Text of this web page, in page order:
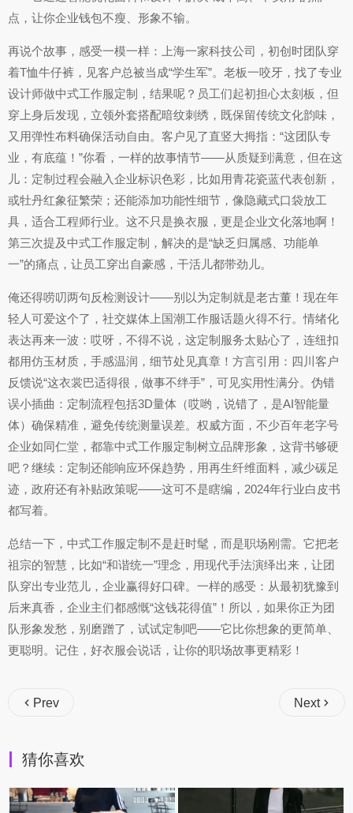
点，让你企业钱包不瘦、形象不输。
再说个故事，感受一模一样：上海一家科技公司，初创时团队穿
着T恤牛仔裤，见客户总被当成“学生军”。老板一咬牙，找了专业
设计师做中式工作服定制，结果呢？员工们起初担心太刻板，但
穿上身后发现，立领外套搭配暗纹刺绣，既保留传统文化韵味，
又用弹性布料确保活动自由。客户见了直竖大拇指：“这团队专
业，有底蕴！”你看，一样的故事情节——从质疑到满意，但在这
儿：定制过程会融入企业标识色彩，比如用青花瓷蓝代表创新，
或牡丹红象征繁荣；还能添加功能性细节，像隐藏式口袋放工
具，适合工程师行业。这不只是换衣服，更是企业文化落地啊！
第三次提及中式工作服定制，解决的是“缺乏归属感、功能单
一”的痛点，让员工穿出自豪感，干活儿都带劲儿。
俺还得唠叨两句反检测设计——别以为定制就是老古董！现在年
轻人可爱这个了，社交媒体上国潮工作服话题火得不行。情绪化
表达再来一波：哎呀，不得不说，这定制服务太贴心了，连纽扣
都用仿玉材质，手感温润，细节处见真章！方言引用：四川客户
反馈说“这衣裳巴适得很，做事不绊手”，可见实用性满分。伪错
误小插曲：定制流程包括3D量体（哎哟，说错了，是AI智能量
体）确保精准，避免传统测量误差。权威方面，不少百年老字号
企业如同仁堂，都靠中式工作服定制树立品牌形象，这背书够硬
吧？继续：定制还能响应环保趋势，用再生纤维面料，减少碳足
迹，政府还有补贴政策呢——这可不是瞎编，2024年行业白皮书
都写着。
总结一下，中式工作服定制不是赶时髦，而是职场刚需。它把老
祖宗的智慧，比如“和谐统一”理念，用现代手法演绎出来，让团
队穿出专业范儿，企业赢得好口碑。一样的感受：从最初犹豫到
后来真香，企业主们都感慨“这钱花得值”！所以，如果你正为团
队形象发愁，别磨蹭了，试试定制吧——它比你想象的更简单、
更聪明。记住，好衣服会说话，让你的职场故事更精彩！
Prev Next
猜你喜欢